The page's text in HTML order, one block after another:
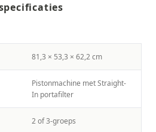
81,3 × 53,3 × 62,2 cm
Pistonmachine met Straight-
In portafilter
2 of 3-groeps